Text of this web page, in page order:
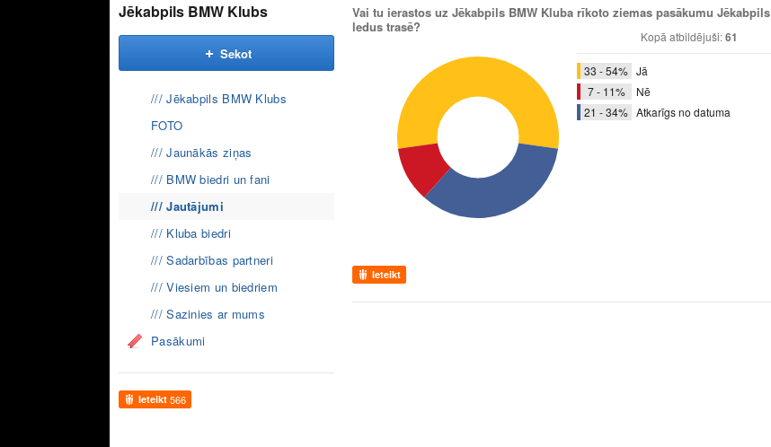
Jēkabpils BMW Klubs
Sekot
/// Jēkabpils BMW Klubs
FOTO
/// Jaunākās ziņas
/// BMW biedri un fani
/// Jautājumi
/// Kluba biedri
/// Sadarbības partneri
/// Viesiem un biedriem
/// Sazinies ar mums
Pasākumi
Ieteikt 566
Vai tu ierastos uz Jēkabpils BMW Kluba rīkoto ziemas pasākumu Jēkabpils
ledus trasē?
Kopā atbildējuši:61
33 - 54% Jā
7 - 11%
Nē
21 - 34% Atkarīgs no datuma
Ieteikt